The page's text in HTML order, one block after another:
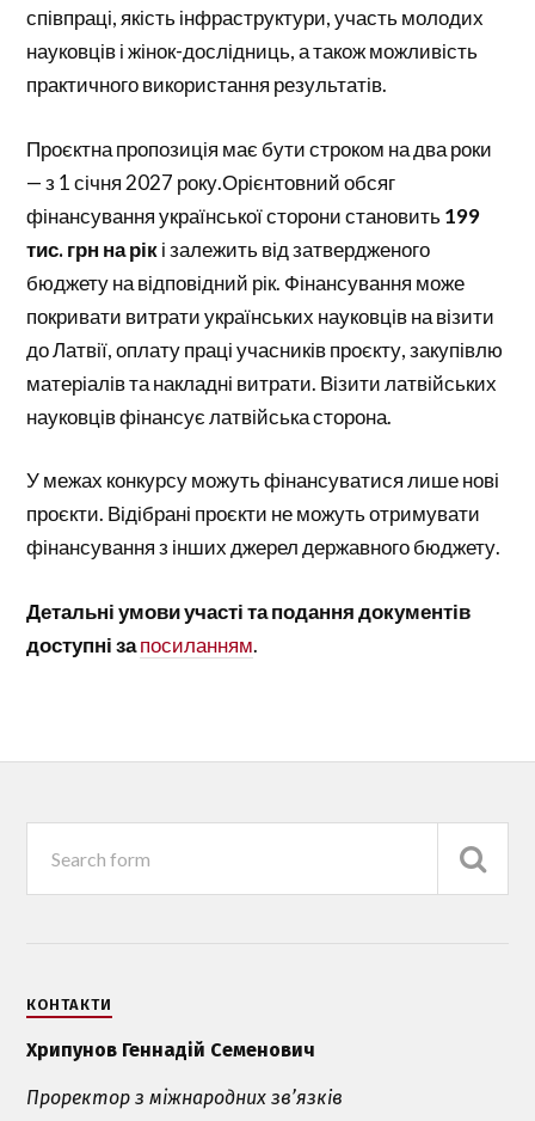
співпраці, якість інфраструктури, участь молодих
науковців і жінок-дослідниць, а також можливість
практичного використання результатів.
Проєктна пропозиція має бути строком на два роки
— з 1 січня 2027 року.Орієнтовний обсяг
фінансування української сторони становить199
тис. грн на рікі залежить від затвердженого
бюджету на відповідний рік. Фінансування може
покривати витрати українських науковців на візити
до Латвії, оплату праці учасників проєкту, закупівлю
матеріалів та накладні витрати. Візити латвійських
науковців фінансує латвійська сторона.
У межах конкурсу можуть фінансуватися лише нові
проєкти. Відібрані проєкти не можуть отримувати
фінансування з інших джерел державного бюджету.
Детальні умови участі та подання документів
доступні запосиланням.
КОНТАКТИ
Хрипунов Геннадій Семенович
Проректор з мiжнародних зв’язків